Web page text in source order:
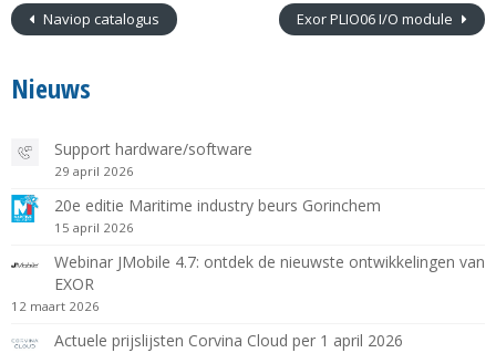
Naviop catalogus Exor PLIO06 I/O module
Nieuws
Support hardware/software
29 april 2026
20e editie Maritime industry beurs Gorinchem
15 april 2026
Webinar JMobile 4.7: ontdek de nieuwste ontwikkelingen van
EXOR
12 maart 2026
Actuele prijslijsten Corvina Cloud per 1 april 2026